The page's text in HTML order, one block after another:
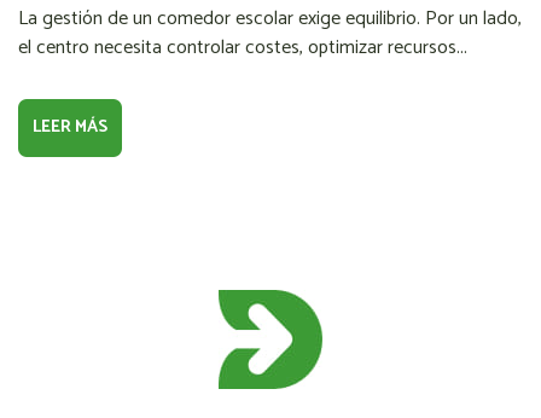
La gestión de un comedor escolar exige equilibrio. Por un lado,
el centro necesita controlar costes, optimizar recursos...
LEER MÁS